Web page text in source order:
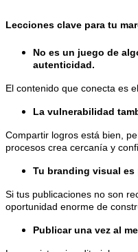
Lecciones clave para tu
No es un juego de
autenticidad.
El contenido que conecta es
La vulnerabilidad
Compartir logros está bien,
procesos crea cercanía y
Tu branding visual es
Si tus publicaciones no son
oportunidad enorme de
Publicar una vez al